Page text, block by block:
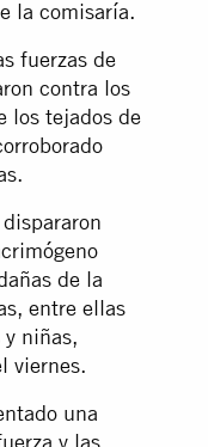
la comisaría.
fuerzas de
contra los
los tejados de
de la
entre ellas
y niñas,
viernes.
una
y las